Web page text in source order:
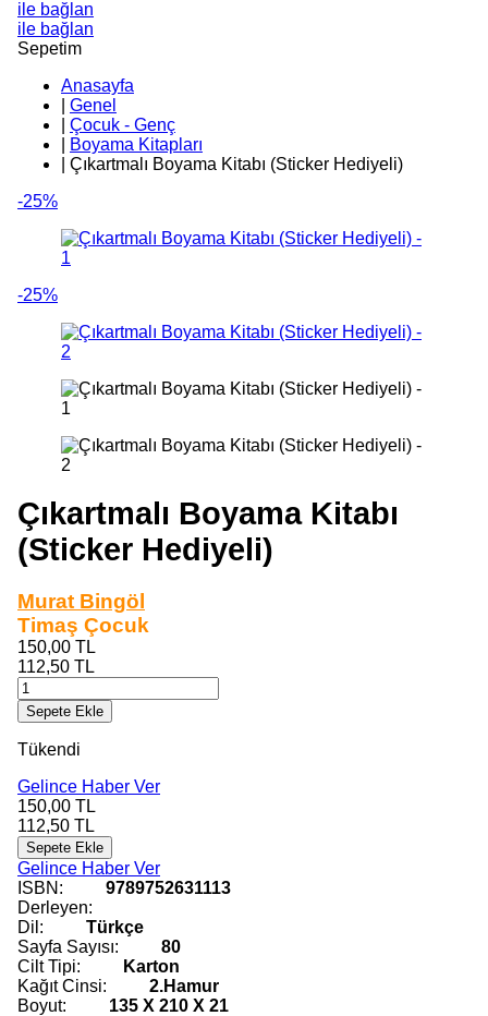
ile bağlan
ile bağlan
Sepetim
Anasayfa
Genel
Çocuk - Genç
Boyama Kitapları
Çıkartmalı Boyama Kitabı (Sticker Hediyeli)
-25%
-25%
Çıkartmalı Boyama Kitabı
(Sticker Hediyeli)
Murat Bingöl
Timaş Çocuk
150,00 TL
112,50 TL
Sepete Ekle
Tükendi
Gelince Haber Ver
150,00 TL
112,50 TL
Sepete Ekle
Gelince Haber Ver
ISBN:
9789752631113
Derleyen:
Dil:
Türkçe
Sayfa Sayısı:
80
Cilt Tipi:
Karton
Kağıt Cinsi:
2.Hamur
Boyut:
135 X 210 X 21